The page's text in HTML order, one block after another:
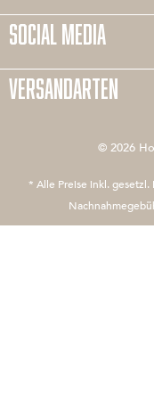
SOCIAL MEDIA
VERSANDARTEN
© 2026
* Alle Preise inkl.